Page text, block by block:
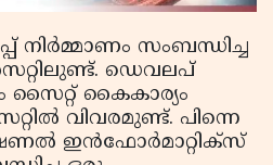
സംബന്ധിച്ച
ഡെവലപ്
സൈറ്റ് കൈകാര്യം
വിവരമുണ്ട്. പിന്നെ
ഇന്‍ഫോര്‍മാറ്റിക്‌സ്